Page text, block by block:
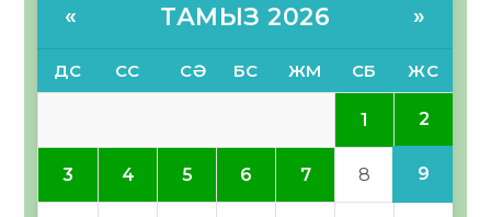
« ТАМЫЗ 2026 »
ДС СС СӘ БС ЖМ СБ ЖС
1 2
3 4 5 6 7 8 9